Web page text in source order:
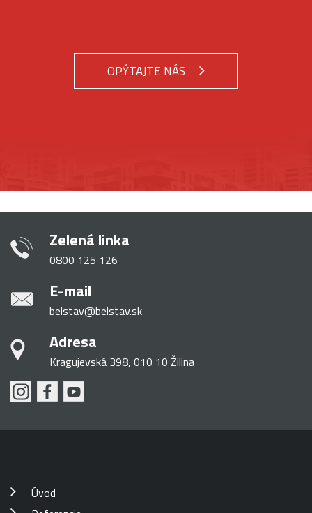
OPÝTAJTE NÁS
Zelená linka
0800 125 126
E-mail
belstav@belstav.sk
Adresa
Kragujevská 398, 010 10 Žilina
Úvod